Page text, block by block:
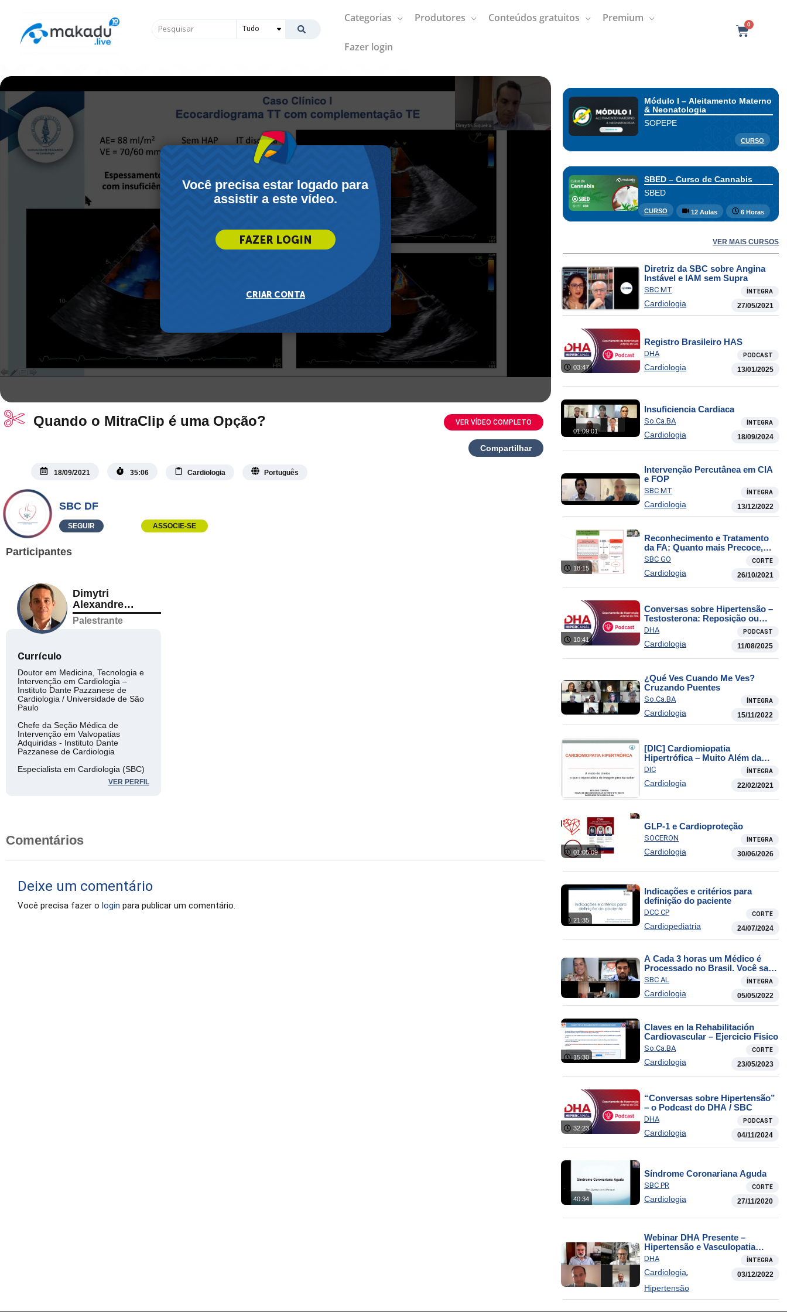
Pesquisar
Categorias Produtores Conteúdos gratuitos Premium
Fazer login
0C
Você precisa estar logado para
assistir a este vídeo.
Quando o MitraClip é uma Opção? VER VÍDEO COMPLETO
Compartilhar
18/09/2021 35:06 Cardiologia Português
SBC DF
SEGUIR ASSOCIE-SE
Participantes
Dimytri
Alexandre
Siqueira
Palestrante
Currículo
Doutor em Medicina, Tecnologia e
Intervenção em Cardiologia –
Instituto Dante Pazzanese de
Cardiologia / Universidade de São
Paulo
Chefe da Seção Médica de
Intervenção em Valvopatias
Adquiridas - Instituto Dante
Pazzanese de Cardiologia
Especialista em Cardiologia (SBC)
e em Hemodinâmica e Cardiologia
Intervencionista (SBHCI)
VER PERFIL
Comentários
Deixe um comentário
Você precisa fazer o login para publicar um comentário.
Módulo I – Aleitamento Materno
& Neonatologia
SOPEPE
CURSO
SBED – Curso de Cannabis
SBED
CURSO 12 Aulas 6 Horas
VER MAIS CURSOS
Diretriz da SBC sobre Angina
Instável e IAM sem Supra
SBC MT ÍNTEGRA
Cardiologia 27/05/2021
03:47
Registro Brasileiro HAS
DHA PODCAST
Cardiologia 13/01/2025
01:09:01
Insuficiencia Cardiaca
So.Ca.BA ÍNTEGRA
Cardiologia 18/09/2024
Intervenção Percutânea em CIA
e FOP
SBC MT ÍNTEGRA
Cardiologia 13/12/2022
18:15
Reconhecimento e Tratamento
da FA: Quanto mais Precoce,
Melhor?
SBC GO CORTE
Cardiologia 26/10/2021
10:41
Conversas sobre Hipertensão –
Testosterona: Reposição ou
Risco? Um olhar técnico sobre
hormônios e o coração
DHA PODCAST
Cardiologia 11/08/2025
¿Qué Ves Cuando Me Ves?
Cruzando Puentes
So.Ca.BA ÍNTEGRA
Cardiologia 15/11/2022
[DIC] Cardiomiopatia
Hipertrófica – Muito Além da
Hipertrofia Septal Assimétrica
DIC ÍNTEGRA
Cardiologia 22/02/2021
01:05:09
GLP-1 e Cardioproteção
SOCERON ÍNTEGRA
Cardiologia 30/06/2026
21:35
Indicações e critérios para
definição do paciente
DCC CP CORTE
Cardiopediatria 24/07/2024
A Cada 3 horas um Médico é
Processado no Brasil. Você sabe
se prevenir?
SBC AL ÍNTEGRA
Cardiologia 05/05/2022
15:30
Claves en la Rehabilitación
Cardiovascular – Ejercicio Fisico
So.Ca.BA CORTE
Cardiologia 23/05/2023
32:23
“Conversas sobre Hipertensão”
– o Podcast do DHA / SBC
DHA PODCAST
Cardiologia 04/11/2024
40:34
Síndrome Coronariana Aguda
SBC PR CORTE
Cardiologia 27/11/2020
Webinar DHA Presente –
Hipertensão e Vasculopatia
Periférica
DHA ÍNTEGRA
Cardiologia,
Hipertensão
03/12/2022